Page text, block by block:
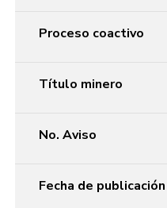
Proceso coactivo
Título minero
No. Aviso
Fecha de publicación